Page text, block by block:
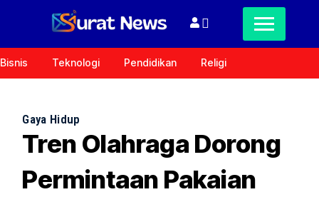
Bisnis Teknologi Pendidikan Religi
Gaya Hidup
Tren Olahraga Dorong
Permintaan Pakaian